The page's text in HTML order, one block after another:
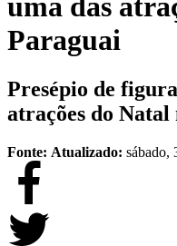
Paraguai
Presépio de
atrações do Natal
Fonte: Atualizado: sábado,